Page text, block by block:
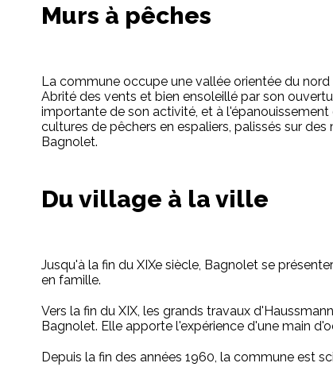
Murs à pêches
La commune occupe une vallée orientée du nord
Abrité des vents et bien ensoleillé par son
importante de son activité, et à
cultures de pêchers en espaliers, palissés sur
Bagnolet.
Du village à la ville
Jusqu'à la fin du XIXe siècle, Bagnolet se
en famille.
Vers la fin du XIX, les grands travaux
Bagnolet. Elle apporte l'expérience d'une main
Depuis la fin des années 1960, la commune est